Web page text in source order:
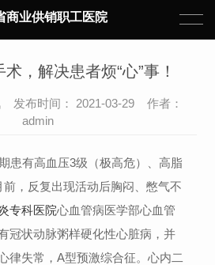
商业供销职工医院
，解决患者烦“心”事！
发布时间： 2021-03-29 作者：
admin
患有高血压3级（极高危）、高脂
前，反复出现活动后胸闷、憋气不
专科医院心血管病医学部心血管
冠状动脉粥样硬化性心脏病，并
律失常，A型预激综合征。心内二